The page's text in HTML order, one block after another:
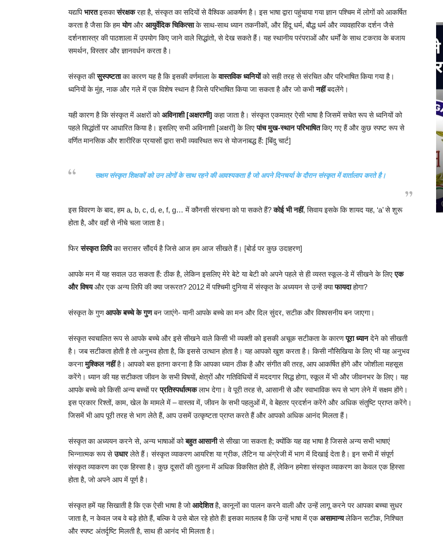
यद्यपिभारतइसकासंरक्षकरहा है, संस्कृत का सदियों से वैश्विक आकर्षण है। इस भाषा द्वारा पहुंचाया गया ज्ञान पश्चिम में लोगों को आकर्षित
करता है जैसा कि हमयोगऔर आयुर्वेदिक चिकित्साके साथ-साथ ध्यान तकनीकों, और हिंदू धर्म, बौद्ध धर्म और व्यावहारिक दर्शन जैसे
दर्शनशास्त्र की पाठशाला में उपयोग किए जाने वाले सिद्धांतो, से देख सकते हैं। यह स्थानीय परंपराओं और धर्मों के साथ टकराव के बजाय
समर्थन, विस्तार और ज्ञानवर्धन करता है।
संस्कृत कीसुस्पष्टताका कारण यह है कि इसकी वर्णमाला केवास्तविक ध्वनियोंको सही तरह से संरचित और परिभाषित किया गया है।
ध्वनियों के मुंह, नाक और गले में एक विशेष स्थान है जिसे परिभाषित किया जा सकता है और जो कभीनहींबदलेंगे।
यही कारण है कि संस्कृत में अक्षरों कोअविनाशी [अक्षराणी]कहा जाता है। संस्कृत एकमात्र ऐसी भाषा है जिसमें सचेत रूप से ध्वनियों को
पहले सिद्धांतों पर आधारित किया है। इसलिए सभी अविनाशी [अक्षरों] के लिएपांच मुख-स्थान परिभाषितकिए गए हैं और कुछ स्पष्ट रूप से
वर्णित मानसिक और शारीरिक प्रयासों द्वारा सभी व्यवस्थित रूप से योजनाबद्ध हैं: [बिंदु चार्ट]
सक्षम संस्कृत शिक्षकों को उन लोगों के साथ रहने की आवश्यकता है जो अपनेदिनचर्याके दौरान संस्कृत में वार्तालाप करते है।
इस विवरण के बाद, हम a, b, c, d, e, f, g… में कौनसी संरचना को पा सकते हैं?कोई भी नहीं, सिवाय इसके कि शायद यह, ‘a’ से शुरू
होता है, और वहाँ से नीचे चला जाता है।
फिरसंस्कृत लिपिका सरासर सौंदर्य है जिसे आज हम आज सीखते हैं। [बोर्ड पर कुछ उदाहरण]
आपके मन में यह सवाल उठ सकता हैं: ठीक है, लेकिन इसलिए मेरे बेटे या बेटी को अपने पहले से ही व्यस्त स्कूल-डे में सीखने के लिएएक
और विषयऔर एक अन्य लिपि की क्या जरूरत? 2012 में पश्चिमी दुनिया में संस्कृत के अध्ययन से उन्हें क्याफायदाहोगा?
संस्कृत के गुणआपके बच्चे के गुणबन जाएंगे- यानी आपके बच्चे का मन और दिल सुंदर, सटीक और विश्वसनीय बन जाएगा।
संस्कृत स्वचालित रूप से आपके बच्चे और इसे सीखने वाले किसी भी व्यक्ती को इसकी अचूक सटीकता के कारणपूरा ध्यानदेने को सीखती
है। जब सटीकता होती है तो अनुभव होता है, कि इससे उत्थान होता है। यह आपको खुश करता है। किसी नौसिखिया के लिए भी यह अनुभव
करनामुश्किल नहींहै। आपको बस इतना करना है कि आपका ध्यान ठीक है और संगीत की तरह, आप आकर्षित होंगे और जोशीला महसूस
करेंगे। ध्यान की यह सटीकता जीवन के सभी विषयों, क्षेत्रों और गतिविधियों में मददगार सिद्ध होगा, स्कूल में भी और जीवनभर के लिए। यह
आपके बच्चे को किसी अन्य बच्चों परप्रतिस्पर्धात्मकलाभ देगा। वे पूरी तरह से, आसानी से और स्वाभाविक रूप से भाग लेने में सक्षम होंगे।
इस प्रकार रिश्तों, काम, खेल के मामले में – वास्तव में, जीवन के सभी पहलुओं में, वे बेहतर प्रदर्शन करेंगे और अधिक संतुष्टि प्राप्त करेंगे।
जिसमें भी आप पूरी तरह से भाग लेते हैं, आप उसमें उत्कृष्टता प्राप्त करते हैं और आपको अधिक आनंद मिलता हैं।
संस्कृत का अध्ययन करने से, अन्य भाषाओं कोबहुत आसानीसे सीखा जा सकता है; क्योंकि यह वह भाषा है जिससे अन्य सभी भाषाएं
भिन्नात्मक रूप सेउधारलेते हैं। संस्कृत व्याकरण आयरिश या ग्रीक, लैटिन या अंग्रेजी में भाग में दिखाई देता है। इन सभी में संपूर्ण
संस्कृत व्याकरण का एक हिस्सा है। कुछ दूसरों की तुलना में अधिक विकसित होते हैं, लेकिन हमेशा संस्कृत व्याकरण का केवल एक हिस्सा
होता है, जो अपने आप में पूर्ण है।
संस्कृत हमें यह सिखाती है कि एक ऐसी भाषा है जोआदेशितहै, कानूनों का पालन करने वाली और उन्हें लागू करने पर आपका बच्चा सुधर
जाता है, न केवल जब वे बड़े होते हैं, बल्कि वे उसे बोल रहे होते हैं! इसका मतलब है कि उन्हें भाषा में एकअसामान्यलेकिन सटीक, निश्चित
और स्पष्ट अंतर्दृष्टि मिलती है, साथ ही आनंद भी मिलता है।